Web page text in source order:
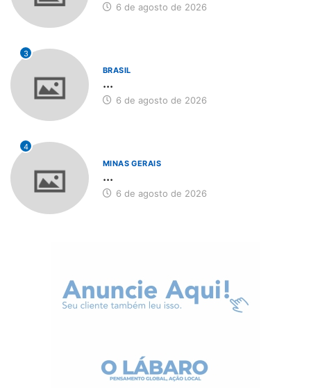
6 de agosto de 2026
3
BRASIL
...
6 de agosto de 2026
4
MINAS GERAIS
...
6 de agosto de 2026